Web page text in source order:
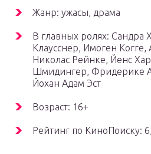
Жанр: ужасы, драма
В главных ролях: Сандра
Клаусснер, Имоген
Николас Рейнке, Йенс
Шмидингер, Фридерике
Йохан Адам Эст
Возраст: 16+
Рейтинг по КиноПоиску: